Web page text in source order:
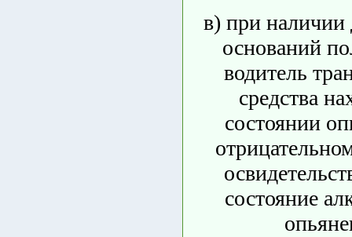
в) при наличии
оснований
водитель
средства
состоянии
состояние